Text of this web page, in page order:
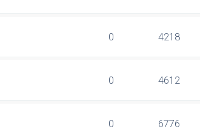
0 4218
0 4612
0 6776